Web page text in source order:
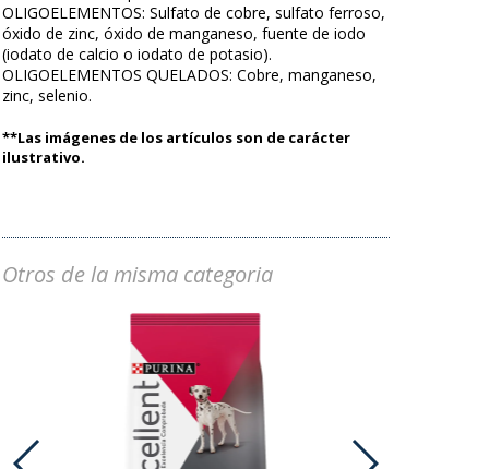
OLIGOELEMENTOS: Sulfato de cobre, sulfato ferroso,
óxido de zinc, óxido de manganeso, fuente de iodo
(iodato de calcio o iodato de potasio).
OLIGOELEMENTOS QUELADOS: Cobre, manganeso,
zinc, selenio.
**Las imágenes de los artículos son de carácter
ilustrativo.
Otros de la misma categoria